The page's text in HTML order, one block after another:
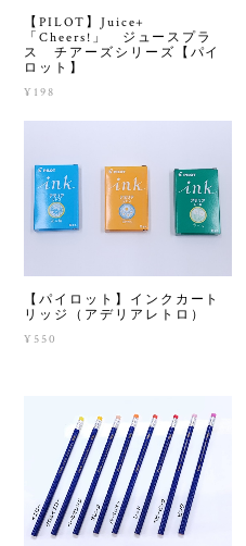
【PILOT】Juice+
「Cheers!」 ジュースプラ
ス チアーズシリーズ【パイ
ロット】
¥198
【パイロット】インクカート
リッジ（アデリアレトロ）
¥550